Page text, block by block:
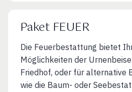
Paket FEUER
Die Feuerbestattung bietet
Möglichkeiten der
Friedhof, oder für alternative
wie die Baum- oder